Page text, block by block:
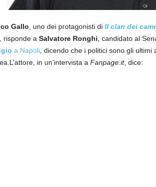
Gallo , uno dei protagonisti diIl clan dei
risponde a Salvatore Ronghi , candidato al
a Napoli, dicendo che i politici sono gli ultimi
L’attore, in un’intervista a Fanpage.it, dice: